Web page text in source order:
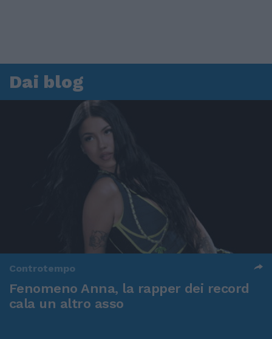
Dai blog
Controtempo
Fenomeno Anna, la rapper dei record
cala un altro asso